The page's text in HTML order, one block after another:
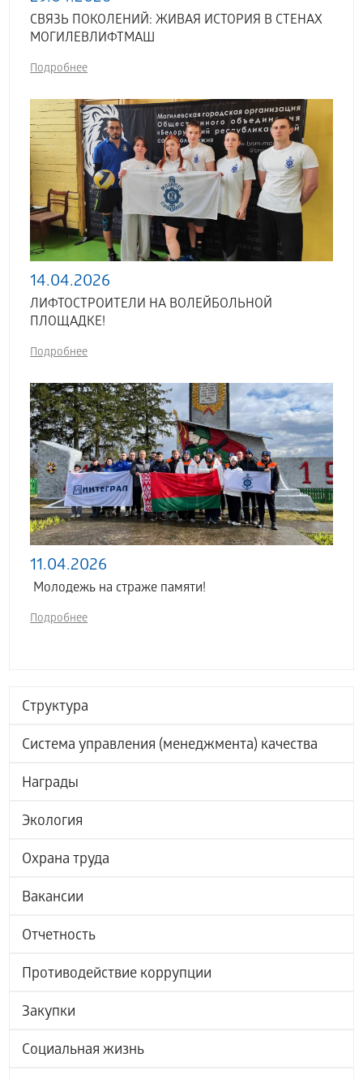
Структура
Система управления (менеджмента) качества
Награды
Экология
Охрана труда
Вакансии
Отчетность
Противодействие коррупции
Закупки
Социальная жизнь
СВЯЗЬ ПОКОЛЕНИЙ: ЖИВАЯ ИСТОРИЯ В СТЕНАХ
МОГИЛЕВЛИФТМАШ
Подробнее
14.04.2026
ЛИФТОСТРОИТЕЛИ НА ВОЛЕЙБОЛЬНОЙ
ПЛОЩАДКЕ!
Подробнее
11.04.2026
Молодежь на страже памяти!
Подробнее